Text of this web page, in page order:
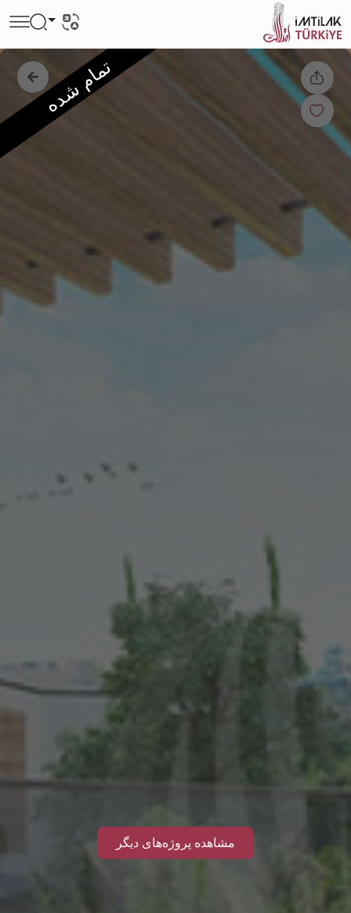
تمام شده
مشاهده پروژه‌های دیگر